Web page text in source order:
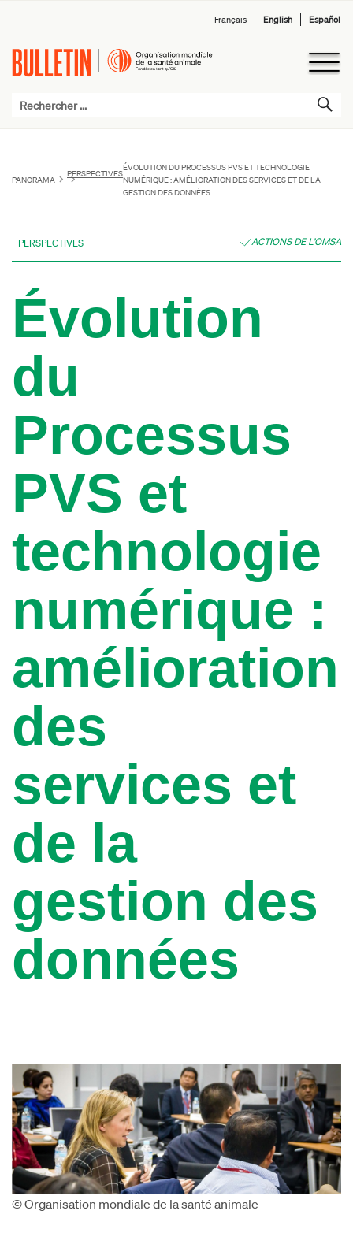
Français English Español
PANORAMA
PERSPECTIVES
ÉVOLUTION DU PROCESSUS PVS ET TECHNOLOGIE
NUMÉRIQUE : AMÉLIORATION DES SERVICES ET DE LA
GESTION DES DONNÉES
PERSPECTIVES ACTIONS DE L’OMSA
Évolution
du
Processus
PVS et
technologie
numérique :
amélioration
des
services et
de la
gestion des
données
© Organisation mondiale de la santé animale